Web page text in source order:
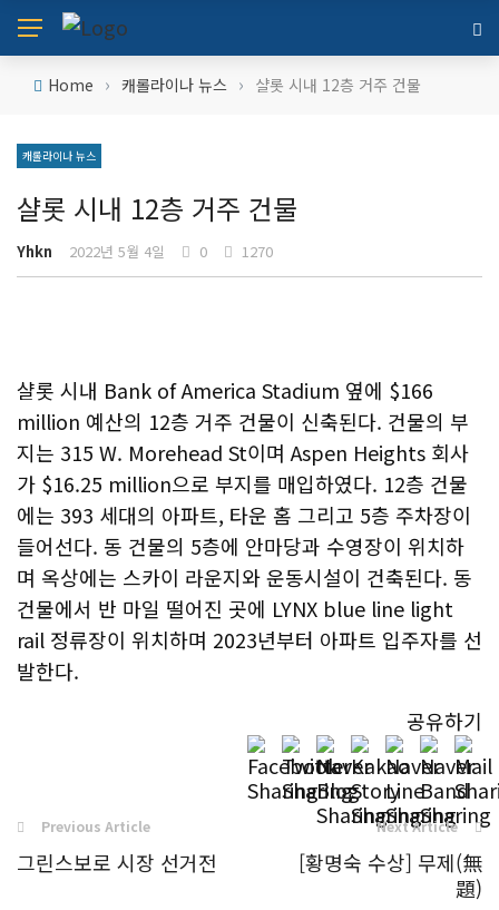
Home › 캐롤라이나 뉴스 › 샬롯 시내 12층 거주 건물
캐롤라이나 뉴스
샬롯 시내 12층 거주 건물
Yhkn 2022년 5월 4일 0 1270
샬롯 시내 Bank of America Stadium 옆에 $166
million 예산의 12층 거주 건물이 신축된다. 건물의 부
지는 315 W. Morehead St이며 Aspen Heights 회사
가 $16.25 million으로 부지를 매입하였다. 12층 건물
에는 393 세대의 아파트, 타운 홈 그리고 5층 주차장이
들어선다. 동 건물의 5층에 안마당과 수영장이 위치하
며 옥상에는 스카이 라운지와 운동시설이 건축된다. 동
건물에서 반 마일 떨어진 곳에 LYNX blue line light
rail 정류장이 위치하며 2023년부터 아파트 입주자를 선
발한다.
공유하기
Previous Article
그린스보로 시장 선거전
Next Article
[황명숙 수상] 무제(無
題)